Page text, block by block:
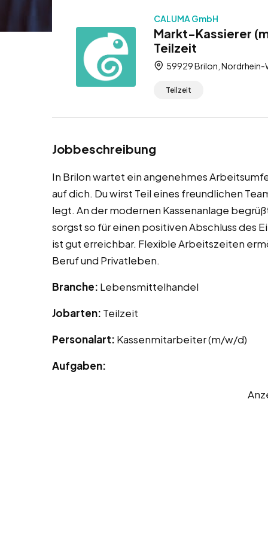
CALUMA GmbH
Markt-Kassierer
Teilzeit
59929 Brilon,
Teilzeit
Jobbeschreibung
In Brilon wartet ein angenehmes
auf dich. Du wirst Teil eines freundlichen
legt. An der modernen Kassenanlage
sorgst so für einen positiven Abschluss des
ist gut erreichbar. Flexible Arbeitszeiten
Beruf und Privatleben.
Branche: Lebensmittelhandel
Jobarten: Teilzeit
Personalart: Kassenmitarbeiter (m/w/d)
Aufgaben: